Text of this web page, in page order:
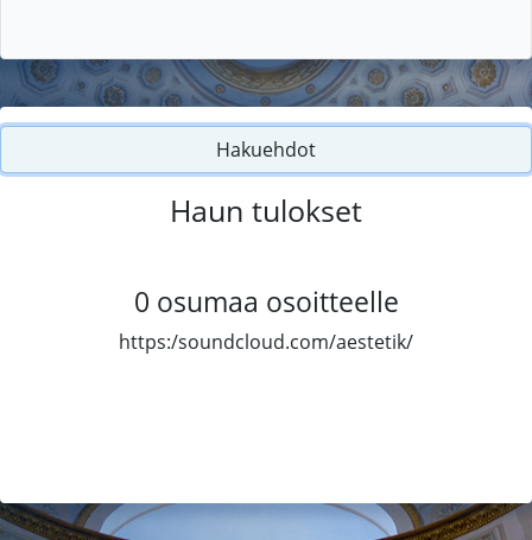
Hakuehdot
Haun tulokset
0 osumaa osoitteelle
https:/soundcloud.com/aestetik/